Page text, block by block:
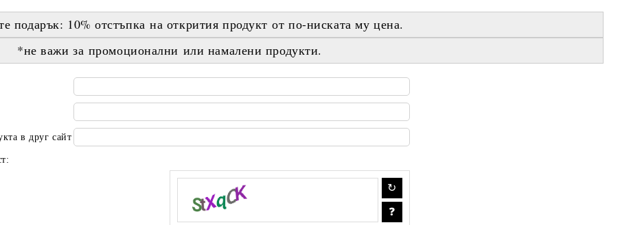
подарък: 10% отстъпкана открития продуктот по-ниската му цена.
*не важи за промоционални или намалени продукти.
в друг сайт